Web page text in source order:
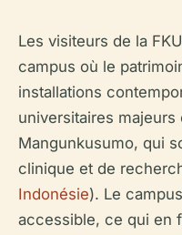
Les visiteurs de la
campus où le
installations
universitaires
Mangunkusumo, qui
clinique et de
Indonésie). Le
accessible, ce qui en